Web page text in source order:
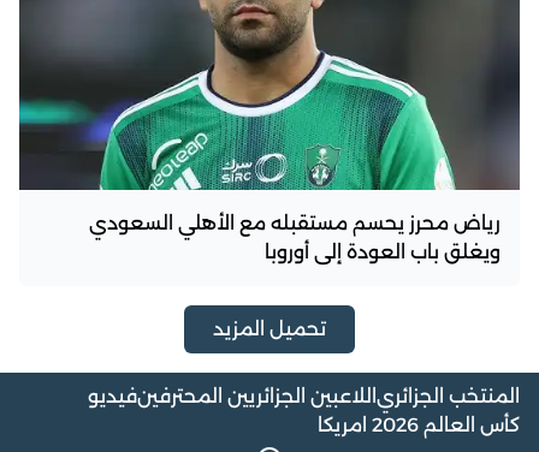
رياض محرز يحسم مستقبله مع الأهلي السعودي
ويغلق باب العودة إلى أوروبا
تحميل المزيد
المنتخب الجزائري اللاعبين الجزائريين المحترفينفيديو
كأس العالم 2026 امريكا